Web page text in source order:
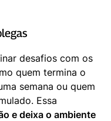
desafios com os
quem termina o
semana ou quem
Essa
e deixa o ambiente